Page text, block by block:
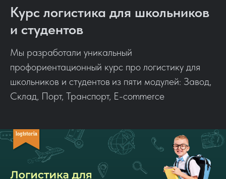
Курс логистика для школьников
и студентов
Мы разработали уникальный
профориентационный курс про логистику для
школьников и студентов из пяти модулей: Завод,
Склад, Порт, Транспорт, E-commerce